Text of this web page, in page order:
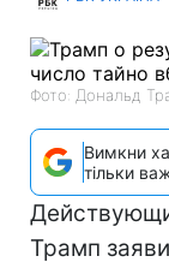
Фото: Дональд
Вимкни
тільки
Трамп